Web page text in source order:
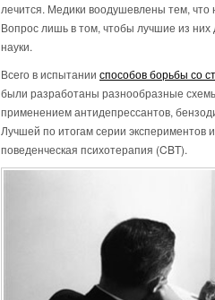
лечится. Медики воодушевлены тем, что
Вопрос лишь в том, чтобы лучшие из них
науки.
Всего в испытании способов борьбы со
были разработаны разнообразные
применением антидепрессантов,
Лучшей по итогам серии экспериментов
поведенческая психотерапия (CBT).